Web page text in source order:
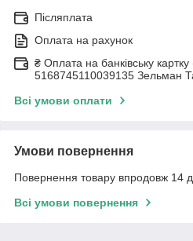
Післяплата
Оплата на рахунок
₴ Оплата на банківську
5168745110039135 Зельман
Всі умови оплати
Умови повернення
Повернення товару впродовж 14
Всі умови повернення